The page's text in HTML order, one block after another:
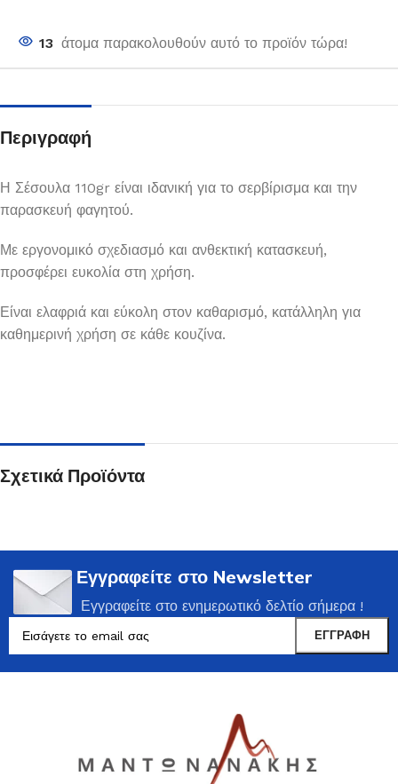
13 άτομα παρακολουθούν αυτό το προϊόν τώρα!
Περιγραφή
Η Σέσουλα 110gr είναι ιδανική για το σερβίρισμα και την
παρασκευή φαγητού.
Με εργονομικό σχεδιασμό και ανθεκτική κατασκευή,
προσφέρει ευκολία στη χρήση.
Είναι ελαφριά και εύκολη στον καθαρισμό, κατάλληλη για
καθημερινή χρήση σε κάθε κουζίνα.
Σχετικά Προϊόντα
Εγγραφείτε στο Newsletter
Εγγραφείτε στο ενημερωτικό δελτίο σήμερα !